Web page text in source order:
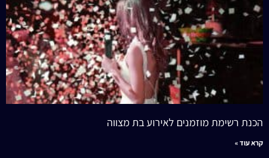
הכנת רשימת מוזמנים לאירוע בת מצווה
קרא עוד »